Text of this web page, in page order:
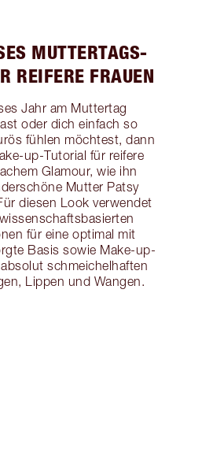
MUTTERTAGS-
REIFERE FRAUEN
Jahr am Muttertag
oder dich einfach so
fühlen möchtest, dann
up-Tutorial für reifere
Glamour, wie ihn
Mutter Patsy
diesen Look verwendet
für eine optimal mit
Basis sowie Make-up-
schmeichelhaften
Lippen und Wangen.